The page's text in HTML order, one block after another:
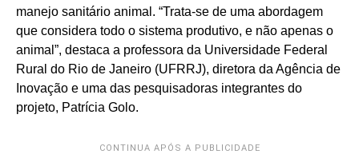
manejo sanitário animal. “Trata-se de uma abordagem
que considera todo o sistema produtivo, e não apenas o
animal”, destaca a professora da Universidade Federal
Rural do Rio de Janeiro (UFRRJ), diretora da Agência de
Inovação e uma das pesquisadoras integrantes do
projeto, Patrícia Golo.
CONTINUA APÓS A PUBLICIDADE